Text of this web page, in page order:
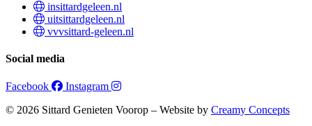
insittardgeleen.nl
uitsittardgeleen.nl
vvvsittard-geleen.nl
Social media
Facebook
Instagram
© 2026 Sittard Genieten Voorop – Website by Creamy Concepts